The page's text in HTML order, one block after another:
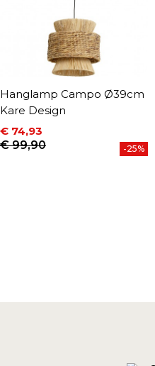
Hanglamp Campo Ø39cm
Kare Design
Prijs
€ 74,93
Normale prijs
€ 99,90 -25%